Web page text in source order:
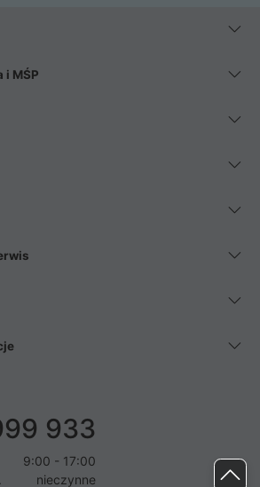
i MŚP
933
9:00 - 17:00
nieczynne